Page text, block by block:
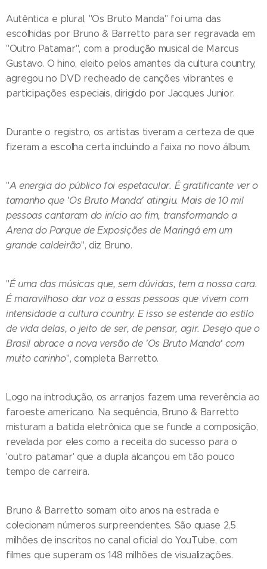
Autêntica e plural, "Os Bruto Manda" foi uma das
escolhidas por Bruno & Barretto para ser regravada em
"Outro Patamar", com a produção musical de Marcus
Gustavo. O hino, eleito pelos amantes da cultura country,
agregou no DVD recheado de canções vibrantes e
participações especiais, dirigido por Jacques Junior.
Durante o registro, os artistas tiveram a certeza de que
fizeram a escolha certa incluindo a faixa no novo álbum.
"A energia do público foi espetacular. É gratificante ver o
tamanho que 'Os Bruto Manda' atingiu. Mais de 10 mil
pessoas cantaram do início ao fim, transformando a
Arena do Parque de Exposições de Maringá em um
grande caldeirão", diz Bruno.
"É uma das músicas que, sem dúvidas, tem a nossa cara.
É maravilhoso dar voz a essas pessoas que vivem com
intensidade a cultura country. E isso se estende ao estilo
de vida delas, o jeito de ser, de pensar, agir. Desejo que o
Brasil abrace a nova versão de 'Os Bruto Manda' com
muito carinho", completa Barretto.
Logo na introdução, os arranjos fazem uma reverência ao
faroeste americano. Na sequência, Bruno & Barretto
misturam a batida eletrônica que se funde a composição,
revelada por eles como a receita do sucesso para o
'outro patamar' que a dupla alcançou em tão pouco
tempo de carreira.
Bruno & Barretto somam oito anos na estrada e
colecionam números surpreendentes. São quase 2,5
milhões de inscritos no canal oficial do YouTube, com
filmes que superam os 148 milhões de visualizações.